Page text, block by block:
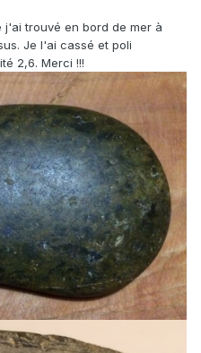
trouvé en bord de mer à
Je l'ai cassé et poli
2,6. Merci !!!